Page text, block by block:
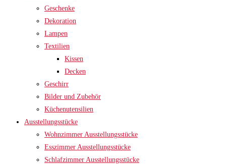
Geschenke
Dekoration
Lampen
Textilien
Kissen
Decken
Geschirr
Bilder und Zubehör
Küchenutensilien
Ausstellungsstücke
Wohnzimmer Ausstellungsstücke
Esszimmer Ausstellungsstücke
Schlafzimmer Ausstellungsstücke